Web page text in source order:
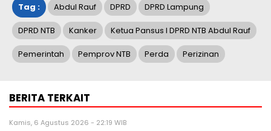
Tag : Abdul Rauf DPRD DPRD Lampung
DPRD NTB Kanker Ketua Pansus I DPRD NTB Abdul Rauf
Pemerintah Pemprov NTB Perda Perizinan
BERITA TERKAIT
Kamis, 6 Agustus 2026 - 22:19 WIB